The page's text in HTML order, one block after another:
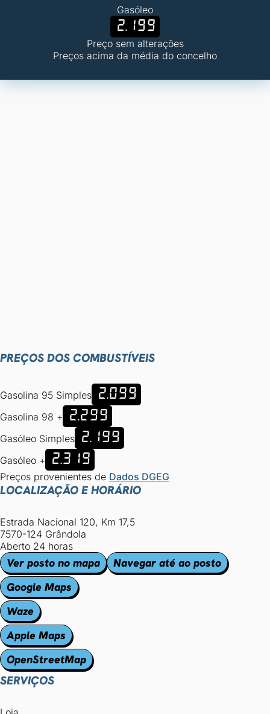
Gasóleo
2.199
Preço sem alterações
Preços acima da média do concelho
PREÇOS DOS COMBUSTÍVEIS
Gasolina 95 Simples 2.099
Gasolina 98 + 2.299
Gasóleo Simples 2.199
Gasóleo + 2.319
Preços provenientes de Dados DGEG
LOCALIZAÇÃO E HORÁRIO
Estrada Nacional 120, Km 17,5
7570-124 Grândola
Aberto 24 horas
Ver posto no mapa
Navegar até ao posto
Google Maps
Waze
Apple Maps
OpenStreetMap
SERVIÇOS